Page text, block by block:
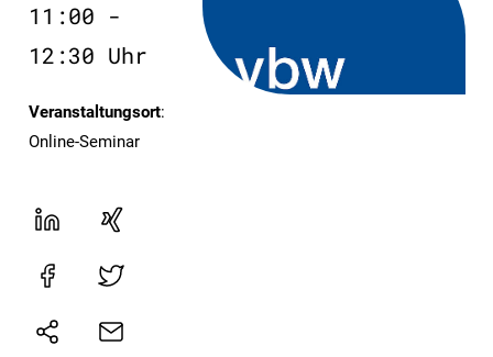
11:00 -
12:30 Uhr
Veranstaltungsort:
Online-Seminar